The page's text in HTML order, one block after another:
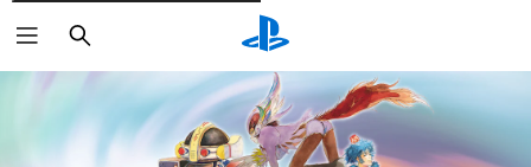
Rechercher